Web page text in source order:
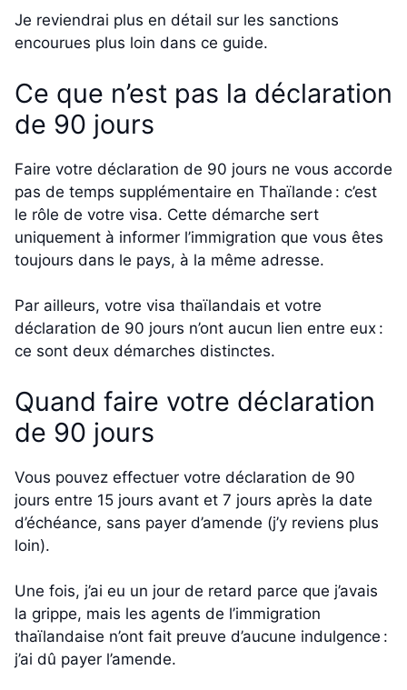
Je reviendrai plus en détail sur les sanctions
encourues plus loin dans ce guide.
Ce que n’est pas la déclaration
de 90 jours
Faire votre déclaration de 90 jours ne vous accorde
pas de temps supplémentaire en Thaïlande : c’est
le rôle de votre visa. Cette démarche sert
uniquement à informer l’immigration que vous êtes
toujours dans le pays, à la même adresse.
Par ailleurs, votre visa thaïlandais et votre
déclaration de 90 jours n’ont aucun lien entre eux :
ce sont deux démarches distinctes.
Quand faire votre déclaration
de 90 jours
Vous pouvez effectuer votre déclaration de 90
jours entre 15 jours avant et 7 jours après la date
d’échéance, sans payer d’amende (j’y reviens plus
loin).
Une fois, j’ai eu un jour de retard parce que j’avais
la grippe, mais les agents de l’immigration
thaïlandaise n’ont fait preuve d’aucune indulgence :
j’ai dû payer l’amende.